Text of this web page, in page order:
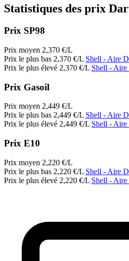
Statistiques des prix
Prix SP98
Prix moyen 2,370 €/L
Prix le plus bas 2,370 €/L Shell - Aire
Prix le plus élevé 2,370 €/L Shell - Aire
Prix Gasoil
Prix moyen 2,449 €/L
Prix le plus bas 2,449 €/L Shell - Aire
Prix le plus élevé 2,449 €/L Shell - Aire
Prix E10
Prix moyen 2,220 €/L
Prix le plus bas 2,220 €/L Shell - Aire
Prix le plus élevé 2,220 €/L Shell - Aire